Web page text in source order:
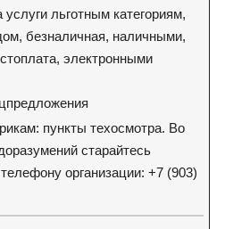
льготным категориям,
безналичная, наличными,
электронными
пункты техосмотра. Во
старайтесь
организации: +7 (903)